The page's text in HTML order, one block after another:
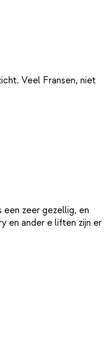
Veel Fransen, niet
een zeer gezellig, en
en ander e liften zijn er